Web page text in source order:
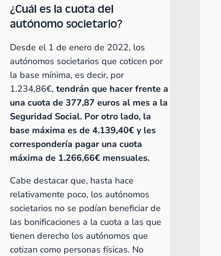
¿Cuál es la cuota del
autónomo societario?
Desde el 1 de enero de 2022, los
autónomos societarios que coticen por
la base mínima, es decir, por
1.234,86€, tendrán que hacer frente a
una cuota de 377,87 euros al mes a la
Seguridad Social. Por otro lado, la
base máxima es de 4.139,40€ y les
correspondería pagar una cuota
máxima de 1.266,66€ mensuales.
Cabe destacar que, hasta hace
relativamente poco, los autónomos
societarios no se podían beneficiar de
las bonificaciones a la cuota a las que
tienen derecho los autónomos que
cotizan como personas físicas. No